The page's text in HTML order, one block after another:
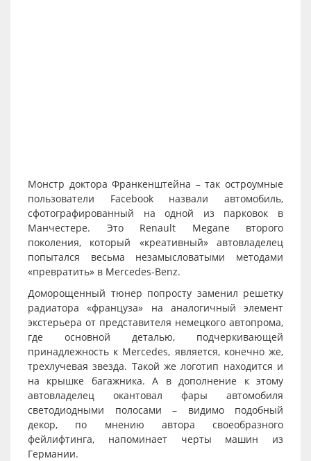
Монстр доктора Франкенштейна – так остроумные
пользователи Facebook назвали автомобиль,
сфотографированный на одной из парковок в
Манчестере. Это Renault Megane второго
поколения, который «креативный» автовладелец
попытался весьма незамысловатыми методами
«превратить» в Mercedes-Benz.
Доморощенный тюнер попросту заменил решетку
радиатора «француза» на аналогичный элемент
экстерьера от представителя немецкого автопрома,
где основной деталью, подчеркивающей
принадлежность к Mercedes, является, конечно же,
трехлучевая звезда. Такой же логотип находится и
на крышке багажника. А в дополнение к этому
автовладелец окантовал фары автомобиля
светодиодными полосами – видимо подобный
декор, по мнению автора своеобразного
фейлифтинга, напоминает черты машин из
Германии.